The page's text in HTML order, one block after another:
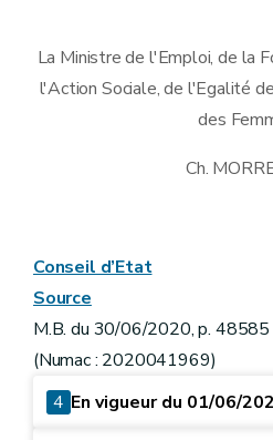
La Ministre de l'Emploi, de la
l'Action Sociale, de l'Egalité
des
Ch.
Conseil d’Etat
Source
M.B. du 30/06/2020, p. 48585
(Numac : 2020041969)
4 En vigueur du 01/06/